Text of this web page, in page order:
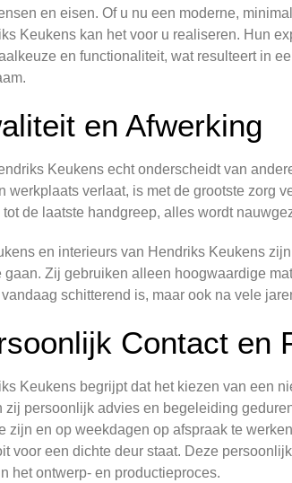
en eisen. Of u nu een moderne,
Keukens kan het voor u realiseren. Hun
en functionaliteit, wat resulteert in
en Afwerking
Keukens echt onderscheidt van
werkplaats verlaat, is met de grootste zorg
tot de laatste handgreep, alles wordt
en interieurs van Hendriks Keukens
gaan. Zij gebruiken alleen hoogwaardige
schitterend is, maar ook na vele
Contact en
Keukens begrijpt dat het kiezen van een
zij persoonlijk advies en begeleiding
zijn en op weekdagen op afspraak te
voor een dichte deur staat. Deze
het ontwerp- en productieproces.